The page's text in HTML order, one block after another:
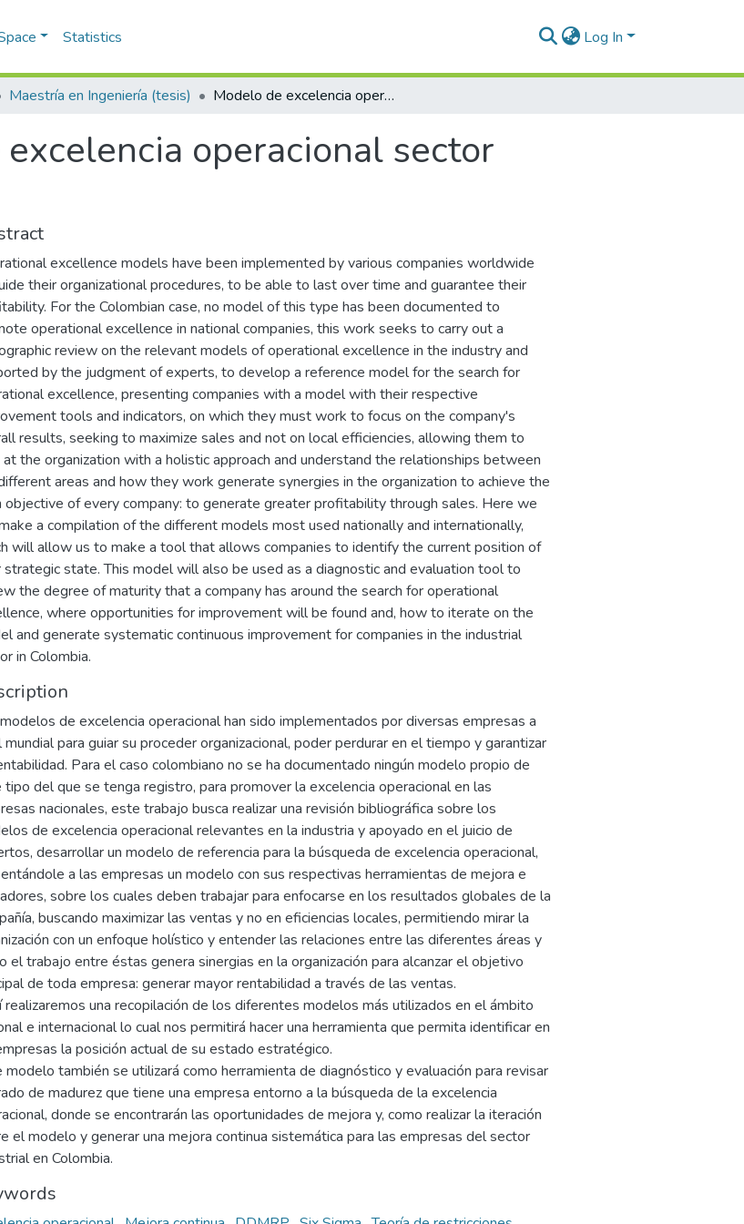
Statistics Log In
Maestría en Ingeniería (tesis) Modelo de excelencia operacional sector industrial colombiano
operacional sector
excellence models have been implemented by various companies worldwide
their organizational procedures, to be able to last over time and guarantee their
For the Colombian case, no model of this type has been documented to
operational excellence in national companies, this work seeks to carry out a
review on the relevant models of operational excellence in the industry and
by the judgment of experts, to develop a reference model for the search for
excellence, presenting companies with a model with their respective
tools and indicators, on which they must work to focus on the company's
results, seeking to maximize sales and not on local efficiencies, allowing them to
the organization with a holistic approach and understand the relationships between
areas and how they work generate synergies in the organization to achieve the
objective of every company: to generate greater profitability through sales. Here we
a compilation of the different models most used nationally and internationally,
will allow us to make a tool that allows companies to identify the current position of
strategic state. This model will also be used as a diagnostic and evaluation tool to
the degree of maturity that a company has around the search for operational
where opportunities for improvement will be found and, how to iterate on the
and generate systematic continuous improvement for companies in the industrial
in Colombia.
de excelencia operacional han sido implementados por diversas empresas a
mundial para guiar su proceder organizacional, poder perdurar en el tiempo y garantizar
Para el caso colombiano no se ha documentado ningún modelo propio de
del que se tenga registro, para promover la excelencia operacional en las
nacionales, este trabajo busca realizar una revisión bibliográfica sobre los
de excelencia operacional relevantes en la industria y apoyado en el juicio de
desarrollar un modelo de referencia para la búsqueda de excelencia operacional,
a las empresas un modelo con sus respectivas herramientas de mejora e
sobre los cuales deben trabajar para enfocarse en los resultados globales de la
buscando maximizar las ventas y no en eficiencias locales, permitiendo mirar la
con un enfoque holístico y entender las relaciones entre las diferentes áreas y
el trabajo entre éstas genera sinergias en la organización para alcanzar el objetivo
de toda empresa: generar mayor rentabilidad a través de las ventas.
realizaremos una recopilación de los diferentes modelos más utilizados en el ámbito
e internacional lo cual nos permitirá hacer una herramienta que permita identificar en
la posición actual de su estado estratégico.
modelo también se utilizará como herramienta de diagnóstico y evaluación para revisar
de madurez que tiene una empresa entorno a la búsqueda de la excelencia
donde se encontrarán las oportunidades de mejora y, como realizar la iteración
el modelo y generar una mejora continua sistemática para las empresas del sector
en Colombia.